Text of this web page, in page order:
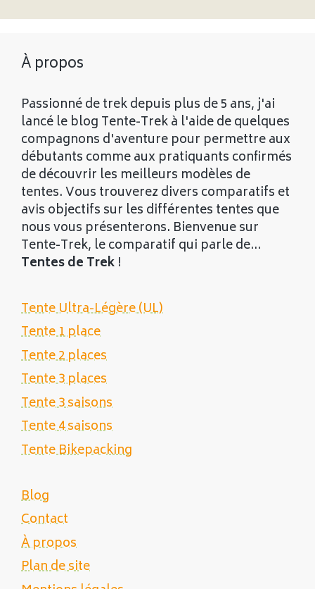
À propos
Passionné de trek depuis plus de 5 ans, j'ai
lancé le blog Tente-Trek à l'aide de quelques
compagnons d'aventure pour permettre aux
débutants comme aux pratiquants confirmés
de découvrir les meilleurs modèles de
tentes. Vous trouverez divers comparatifs et
avis objectifs sur les différentes tentes que
nous vous présenterons. Bienvenue sur
Tente-Trek, le comparatif qui parle de...
Tentes de Trek !
Tente Ultra-Légère (UL)
Tente 1 place
Tente 2 places
Tente 3 places
Tente 3 saisons
Tente 4 saisons
Tente Bikepacking
Blog
Contact
À propos
Plan de site